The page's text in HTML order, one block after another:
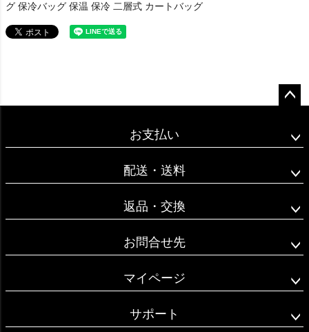
グ 保冷バッグ 保温 保冷 二層式 カートバッグ
ップ
お支払い
配送・送料
返品・交換
お問合せ先
マイページ
サポート